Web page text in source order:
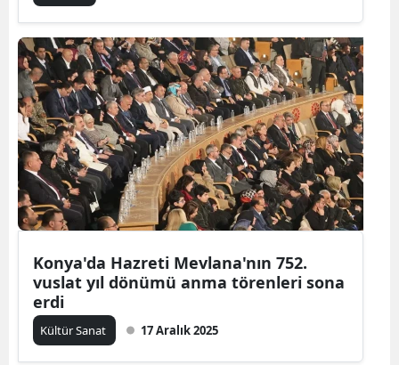
Konya'da Hazreti Mevlana'nın 752.
vuslat yıl dönümü anma törenleri sona
erdi
Kültür Sanat 17 Aralık 2025